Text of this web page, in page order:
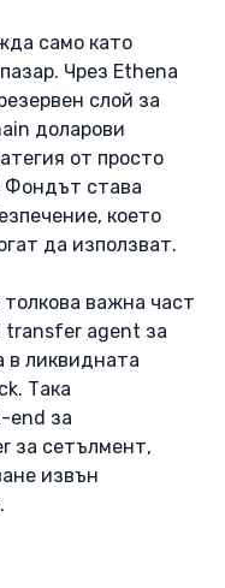
само като
Чрез Ethena
слой за
доларови
от просто
Фондът става
което
да използват.
важна част
transfer agent за
в ликвидната
Така
end за
за сетълмент,
извън